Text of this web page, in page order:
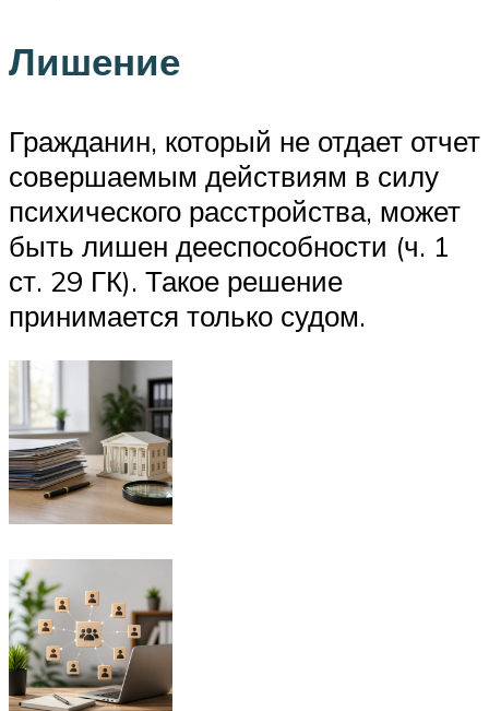
Лишение
Гражданин, который не отдает отчет
совершаемым действиям в силу
психического расстройства, может
быть лишен дееспособности (ч. 1
ст. 29 ГК). Такое решение
принимается только судом.